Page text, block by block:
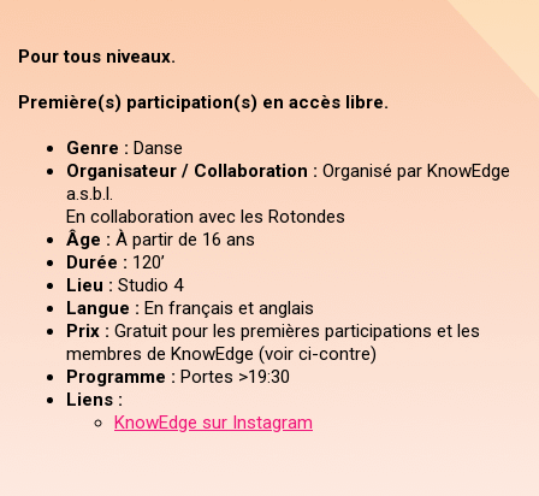
Pour tous niveaux.
Première(s) participation(s) en accès libre.
Genre : Danse
Organisateur / Collaboration : Organisé par KnowEdge
a.s.b.l.
En collaboration avec les Rotondes
Âge : À partir de 16 ans
Durée : 120’
Lieu : Studio 4
Langue : En français et anglais
Prix : Gratuit pour les premières participations et les
membres de KnowEdge (voir ci-contre)
Programme : Portes >19:30
Liens :
KnowEdge sur Instagram